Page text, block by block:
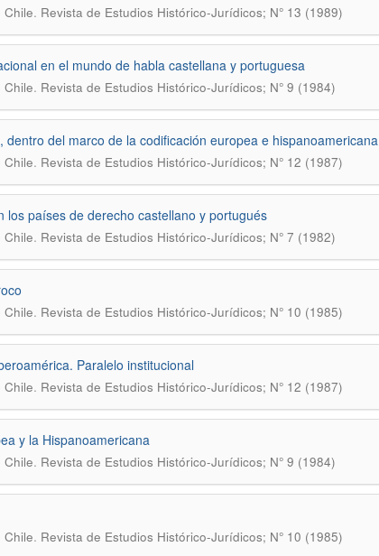
Chile. Revista de Estudios Histórico-Jurídicos; N° 13 (1989)
en el mundo de habla castellana y portuguesa
Chile. Revista de Estudios Histórico-Jurídicos; N° 9 (1984)
del marco de la codificación europea e hispanoamericana
Chile. Revista de Estudios Histórico-Jurídicos; N° 12 (1987)
los países de derecho castellano y portugués
Chile. Revista de Estudios Histórico-Jurídicos; N° 7 (1982)
Chile. Revista de Estudios Histórico-Jurídicos; N° 10 (1985)
Paralelo institucional
Chile. Revista de Estudios Histórico-Jurídicos; N° 12 (1987)
y la Hispanoamericana
Chile. Revista de Estudios Histórico-Jurídicos; N° 9 (1984)
Chile. Revista de Estudios Histórico-Jurídicos; N° 10 (1985)